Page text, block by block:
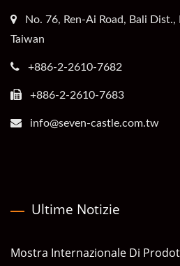
No. 76, Ren-Ai Road, Bali
Taiwan
+886-2-2610-7682
+886-2-2610-7683
info@seven-castle.com.tw
Ultime Notizie
Mostra Internazionale Di